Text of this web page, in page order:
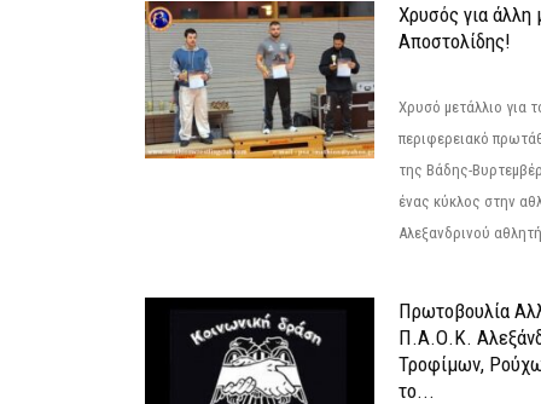
Χρυσός για άλλη
Αποστολίδης!
Χρυσό μετάλλιο για
περιφερειακό
της Βάδης-
ένας κύκλος στην
Αλεξανδρινού
Πρωτοβουλία
Π.Α.Ο.Κ.
Τροφίμων,
το...